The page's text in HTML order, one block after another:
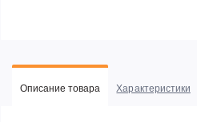
Описание товара Характеристики